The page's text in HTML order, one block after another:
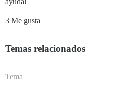
3 Me gusta
Temas relacionados
Tema